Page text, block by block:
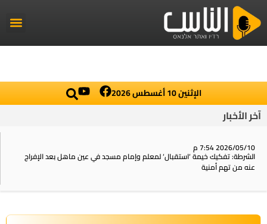
الإثنين 10 أغسطس 2026
آخر الأخبار
2026/05/10 7:54 م
الشرطة: تفكيك خيمة ‘استقبال‘ لمعلم وإمام مسجد في عين ماهل بعد الإفراج
عنه من تهم أمنية